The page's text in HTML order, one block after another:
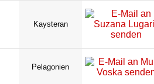
Kaysteran
Pelagonien